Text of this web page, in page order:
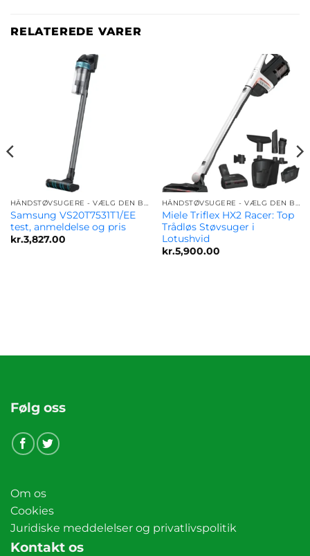
RELATEREDE VARER
HÅNDSTØVSUGERE - VÆLG DEN BEDSTE MODEL FOR DIG
Samsung VS20T7531T1/EE
test, anmeldelse og pris
kr.3,827.00
HÅNDSTØVSUGERE - VÆLG DEN BEDSTE MODEL FOR DIG
Miele Triflex HX2 Racer: Top
Trådløs Støvsuger i
Lotushvid
kr.5,900.00
Følg oss
Om os
Cookies
Juridiske meddelelser og privatlivspolitik
Kontakt os